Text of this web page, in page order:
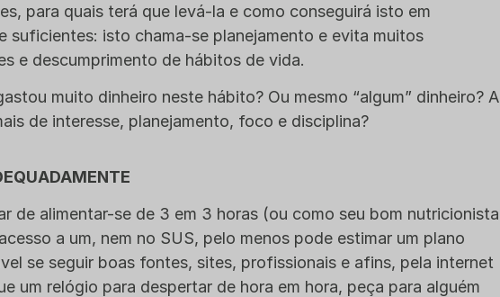
para quais terá que levá-la e como conseguirá isto em
suficientes: isto chama-se planejamento e evita muitos
e descumprimento de hábitos de vida.
muito dinheiro neste hábito? Ou mesmo “algum” dinheiro? A
de interesse, planejamento, foco e disciplina?
de alimentar-se de 3 em 3 horas (ou como seu bom nutricionista
a um, nem no SUS, pelo menos pode estimar um plano
se seguir boas fontes, sites, profissionais e afins, pela internet
um relógio para despertar de hora em hora, peça para alguém